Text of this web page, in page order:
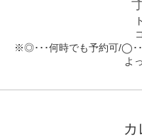
※◎･･･何時でも予約可/◯･･
よ
カ